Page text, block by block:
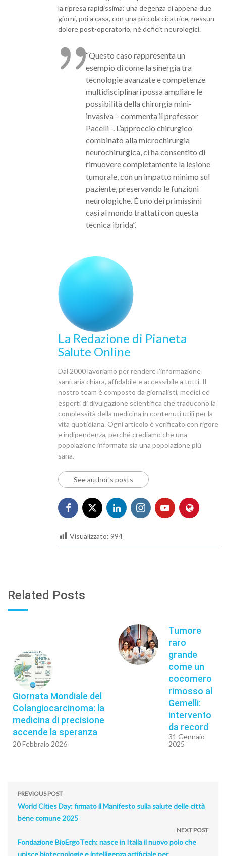
la ripresa rapidissima: una degenza di appena due
giorni, poi a casa, con una piccola cicatrice, nessun
dolore post-operatorio, né deficit neurologici.
“Questo caso rappresenta un
esempio di come la sinergia tra
tecnologie avanzate e competenze
multidisciplinari possa ampliare le
possibilità della chirurgia mini-
invasiva – commenta il professor
Pacelli -. L’approccio chirurgico
combinato alla microchirurgia
neurochirurgica, ci ha consentito di
rimuovere completamente la lesione
tumorale, con un impatto minimo sul
paziente, preservando le funzioni
neurologiche. È uno dei primissimi
casi al mondo trattati con questa
tecnica ibrida”.
La Redazione di Pianeta
Salute Online
Dal 2000 lavoriamo per rendere l’informazione
sanitaria chiara, affidabile e accessibile a tutti. Il
nostro team è composto da giornalisti, medici ed
esperti di divulgazione scientifica che traducono la
complessità della medicina in contenuti utili per la
vita quotidiana. Ogni articolo è verificato con rigore
e indipendenza, perché crediamo che una
popolazione informata sia una popolazione più
sana.
See author's posts
Visualizzato: 994
Related Posts
Giornata Mondiale del
Colangiocarcinoma: la
medicina di precisione
accende la speranza
20 Febbraio 2026
Tumore
raro
grande
come un
cocomero
rimosso al
Gemelli:
intervento
da record
31 Gennaio
2025
PREVIOUS POST
World Cities Day: firmato il Manifesto sulla salute delle città
bene comune 2025
NEXT POST
Fondazione BioErgoTech: nasce in Italia il nuovo polo che
unisce biotecnologie e intelligenza artificiale per